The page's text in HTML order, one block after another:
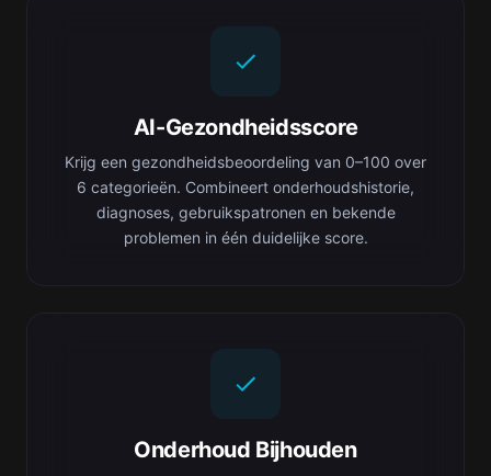
AI-Gezondheidsscore
Krijg een gezondheidsbeoordeling van 0–100 over
6 categorieën. Combineert onderhoudshistorie,
diagnoses, gebruikspatronen en bekende
problemen in één duidelijke score.
Onderhoud Bijhouden